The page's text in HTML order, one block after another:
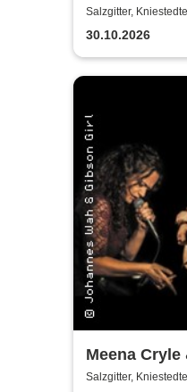
Fischer's
Salzgitter,
30.10.2026
Meena
Salzgitter,